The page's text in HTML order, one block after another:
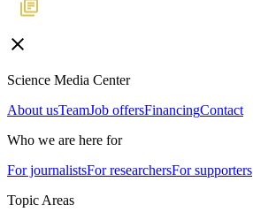
Science Media Center
About usTeamJob offersFinancingContact
Who we are here for
For journalistsFor researchersFor supporters
Topic Areas